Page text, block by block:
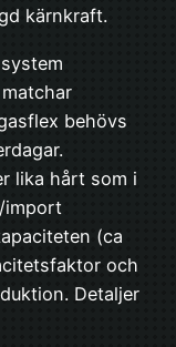
kärnkraft.
behövs
lika hårt som i
import
(ca
och
Detaljer